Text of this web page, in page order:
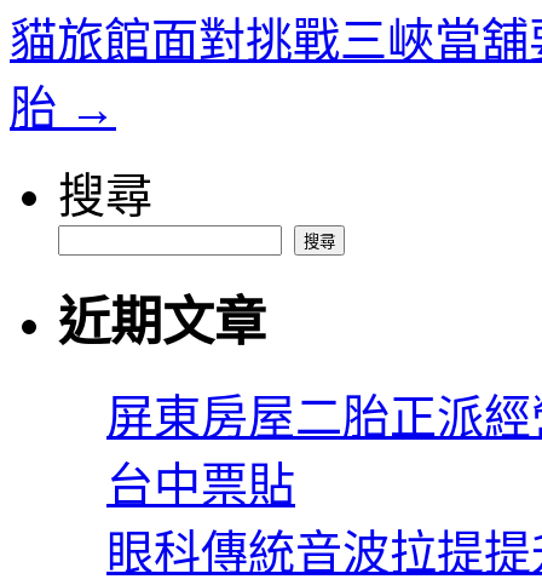
貓旅館面對挑戰三峽當
胎 →
搜尋
搜尋
近期文章
屏東房屋二胎正派
台中票貼
眼科傳統音波拉提